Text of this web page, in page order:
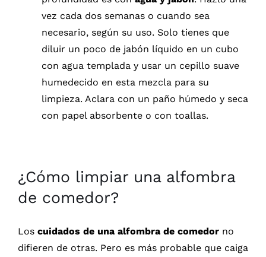
vez cada dos semanas o cuando sea
necesario, según su uso. Solo tienes que
diluir un poco de jabón líquido en un cubo
con agua templada y usar un cepillo suave
humedecido en esta mezcla para su
limpieza. Aclara con un paño húmedo y seca
con papel absorbente o con toallas.
¿Cómo limpiar una alfombra
de comedor?
Los cuidados de una alfombra de comedor no
difieren de otras. Pero es más probable que caiga